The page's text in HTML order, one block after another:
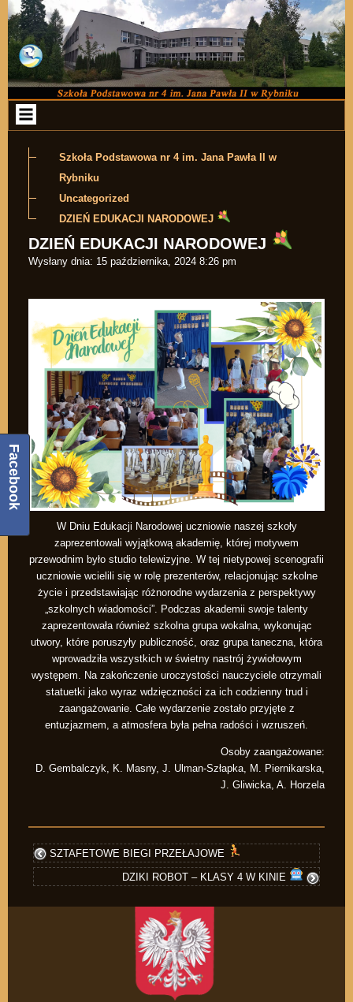
Przejdź do zawartości
Szkoła Podstawowa nr 4 im. Jana Pawła II w
Rybniku
Uncategorized
DZIEŃ EDUKACJI NARODOWEJ
DZIEŃ EDUKACJI NARODOWEJ
Wysłany dnia: 15 października, 2024 8:26 pm
W Dniu Edukacji Narodowej uczniowie naszej szkoły
zaprezentowali wyjątkową akademię, której motywem
przewodnim było studio telewizyjne. W tej nietypowej scenografii
uczniowie wcielili się w rolę prezenterów, relacjonując szkolne
życie i przedstawiając różnorodne wydarzenia z perspektywy
„szkolnych wiadomości”. Podczas akademii swoje talenty
zaprezentowała również szkolna grupa wokalna, wykonując
utwory, które poruszyły publiczność, oraz grupa taneczna, która
wprowadziła wszystkich w świetny nastrój żywiołowym
występem. Na zakończenie uroczystości nauczyciele otrzymali
statuetki jako wyraz wdzięczności za ich codzienny trud i
zaangażowanie. Całe wydarzenie zostało przyjęte z
entuzjazmem, a atmosfera była pełna radości i wzruszeń.
Osoby zaangażowane:
D. Gembalczyk, K. Masny, J. Ulman-Szłapka, M. Piernikarska,
J. Gliwicka, A. Horzela
SZTAFETOWE BIEGI PRZEŁAJOWE
DZIKI ROBOT – KLASY 4 W KINIE
Facebook